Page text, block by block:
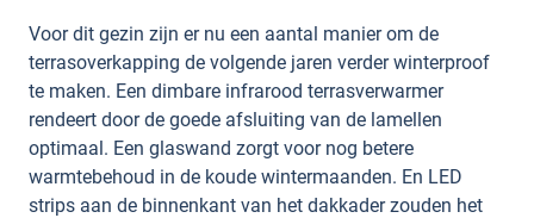
Voor dit gezin zijn er nu een aantal manier om de
terrasoverkapping de volgende jaren verder winterproof
te maken. Een dimbare infrarood terrasverwarmer
rendeert door de goede afsluiting van de lamellen
optimaal. Een glaswand zorgt voor nog betere
warmtebehoud in de koude wintermaanden. En LED
strips aan de binnenkant van het dakkader zouden het